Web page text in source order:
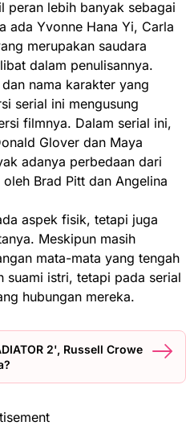
peran lebih banyak sebagai
ada Yvonne Hana Yi, Carla
merupakan saudara
dalam penulisannya.
nama karakter yang
serial ini mengusung
filmnya. Dalam serial ini,
Glover dan Maya
adanya perbedaan dari
Brad Pitt dan Angelina
aspek fisik, tetapi juga
Meskipun masih
mata-mata yang tengah
suami istri, tetapi pada serial
hubungan mereka.
2', Russell Crowe